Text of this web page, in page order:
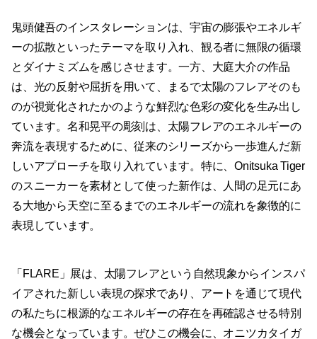
鬼頭健吾のインスタレーションは、宇宙の膨張やエネルギ
ーの拡散といったテーマを取り入れ、観る者に無限の循環
とダイナミズムを感じさせます。一方、大庭大介の作品
は、光の反射や屈折を用いて、まるで太陽のフレアそのも
のが視覚化されたかのような鮮烈な色彩の変化を生み出し
ています。名和晃平の彫刻は、太陽フレアのエネルギーの
奔流を表現するために、従来のシリーズから一歩進んだ新
しいアプローチを取り入れています。特に、Onitsuka Tiger
のスニーカーを素材として使った新作は、人間の足元にあ
る大地から天空に至るまでのエネルギーの流れを象徴的に
表現しています。
「FLARE」展は、太陽フレアという自然現象からインスパ
イアされた新しい表現の探求であり、アートを通じて現代
の私たちに根源的なエネルギーの存在を再確認させる特別
な機会となっています。ぜひこの機会に、オニツカタイガ